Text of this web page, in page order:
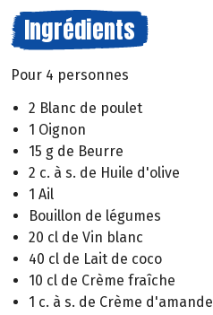
Ingrédients
Pour 4 personnes
2 Blanc de poulet
1 Oignon
15 g de Beurre
2 c. à s. de Huile d'olive
1 Ail
Bouillon de légumes
20 cl de Vin blanc
40 cl de Lait de coco
10 cl de Crème fraîche
1 c. à s. de Crème d'amande